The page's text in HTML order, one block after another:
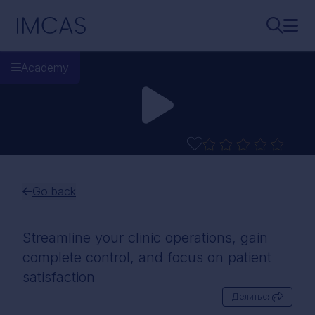
IMCAS
Academy
Go back
Streamline your clinic operations, gain
complete control, and focus on patient
satisfaction
Делиться